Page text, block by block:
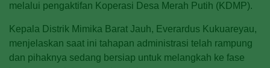
melalui pengaktifan Koperasi Desa Merah Putih (KDMP).
Kepala Distrik Mimika Barat Jauh, Everardus Kukuareyau,
menjelaskan saat ini tahapan administrasi telah rampung
dan pihaknya sedang bersiap untuk melangkah ke fase